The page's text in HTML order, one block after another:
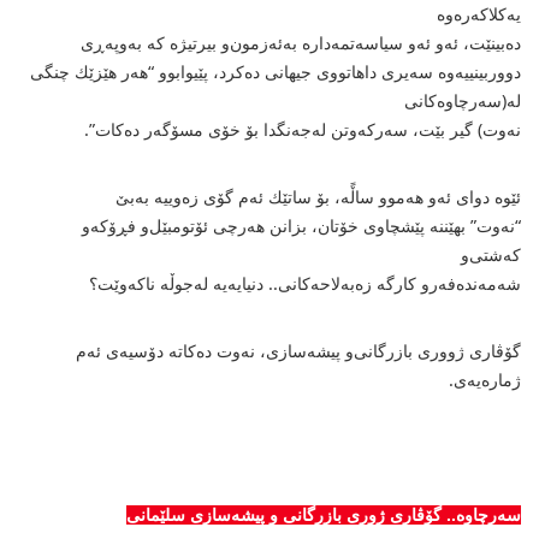
یه‌كلاكه‌ره‌وه‌
ده‌بینێت، ئه‌و ئه‌و سیاسه‌تمه‌داره‌ به‌ئه‌زمون‌و بیرتیژه‌ كه‌ به‌وپه‌ڕی
دووربینییه‌وه‌ سه‌یری داهاتووی جیهانی ده‌كرد، پێیوابوو “هه‌ر هێزێك چنگی
له‌(سه‌رچاوه‌كانی
نه‌وت) گیر بێت، سه‌ركه‌وتن له‌جه‌نگدا بۆ خۆی مسۆگه‌ر ده‌كات”.
ئێوه‌ دوای ئه‌و هه‌موو ساڵًه‌، بۆ ساتێك ئه‌م گۆی زه‌وییه‌ به‌بێ‌
“نه‌وت” بهێننه‌ پێشچاوی خۆتان، بزانن هه‌رچی ئۆتومبێل‌و فڕۆكه‌و
كه‌شتی‌و
شه‌مه‌نده‌فه‌رو كارگه‌ زه‌به‌لاحه‌كانی.. دنیایه‌یه‌ له‌جوڵه‌ ناكه‌وێت؟
گۆڤاری ژووری بازرگانی‌و پیشه‌سازی، نه‌وت ده‌كاته‌ دۆسیه‌ی ئه‌م
ژماره‌یه‌ی.
سەرچاوە.. گۆڤاری ژوری بازرگانی و پیشەسازی سلێمانی